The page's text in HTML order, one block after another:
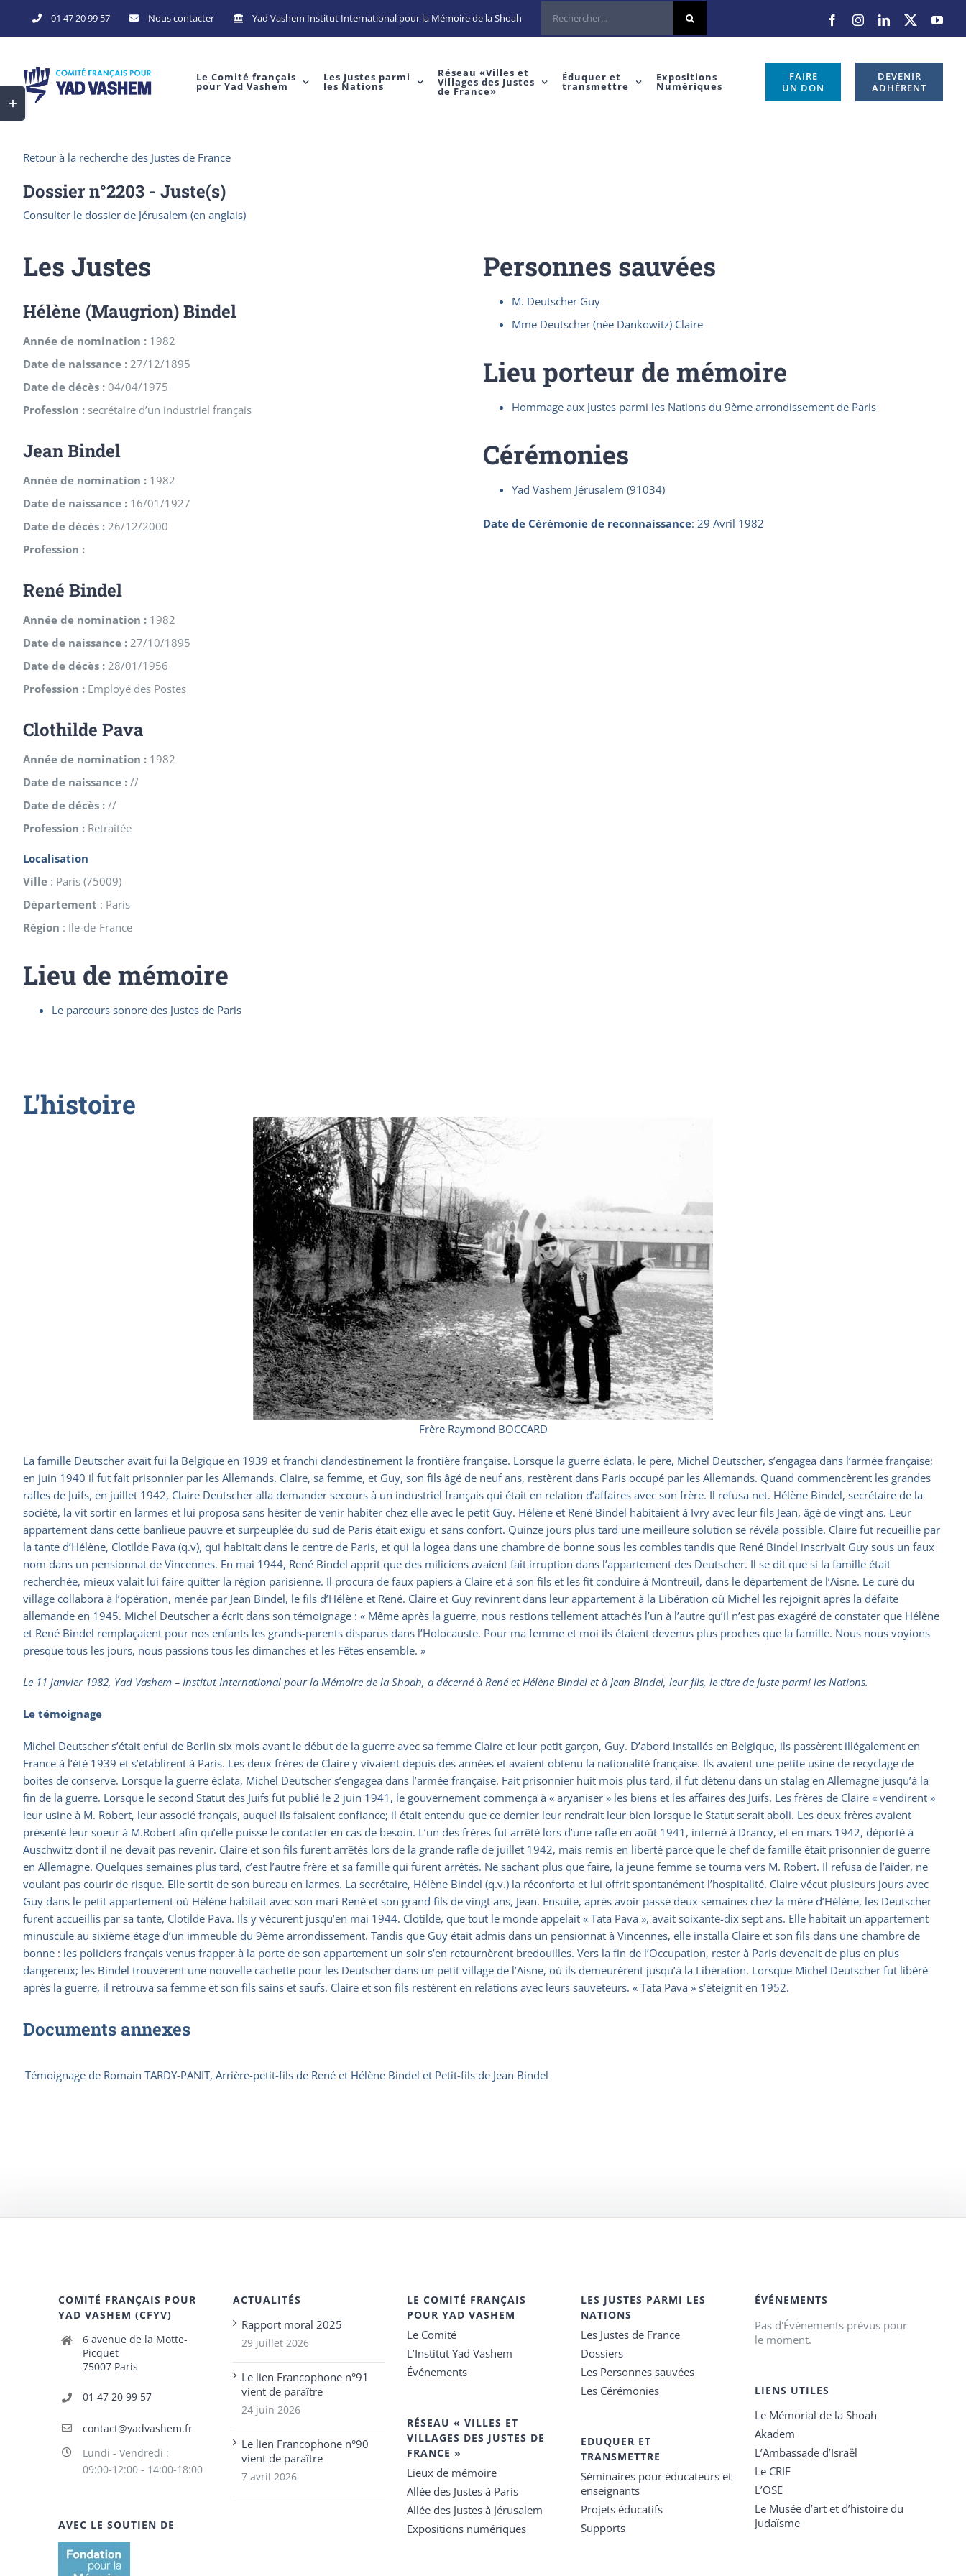
to
01 47 20 99 57 Nous contacter Yad Vashem Institut International pour la Mémoire de la Shoah Rechercher
FacebookInstagramLinkedIn
X
Le Comité français
pour Yad Vashem
Les Justes parmi
les Nations
Réseau «Villes et
Villages des Justes
de France»
Éduquer et
transmettre
Expositions
Numériques
FAIRE
UN DON
DEVENIR
ADHÉRENT
Retour à la recherche des Justes de France
Dossier n°2203 - Juste(s)
Consulter le dossier de Jérusalem (en anglais)
Les Justes
Hélène (Maugrion) Bindel
Année de nomination : 1982
Date de naissance : 27/12/1895
Date de décès : 04/04/1975
Profession : secrétaire d’un industriel français
Jean Bindel
Année de nomination : 1982
Date de naissance : 16/01/1927
Date de décès : 26/12/2000
Profession :
René Bindel
Année de nomination : 1982
Date de naissance : 27/10/1895
Date de décès : 28/01/1956
Profession : Employé des Postes
Clothilde Pava
Année de nomination : 1982
Date de naissance : //
Date de décès : //
Profession : Retraitée
Localisation
Ville : Paris (75009)
Département : Paris
Région : Ile-de-France
Lieu de mémoire
Le parcours sonore des Justes de Paris
Personnes sauvées
M. Deutscher Guy
Mme Deutscher (née Dankowitz) Claire
Lieu porteur de mémoire
Hommage aux Justes parmi les Nations du 9ème arrondissement de Paris
Cérémonies
Yad Vashem Jérusalem (91034)
Date de Cérémonie de reconnaissance: 29 Avril 1982
L'histoire
Frère Raymond BOCCARD
La famille Deutscher avait fui la Belgique en 1939 et franchi clandestinement la frontière française. Lorsque la guerre éclata, le père, Michel Deutscher, s’engagea dans l’armée française;
en juin 1940 il fut fait prisonnier par les Allemands. Claire, sa femme, et Guy, son fils âgé de neuf ans, restèrent dans Paris occupé par les Allemands. Quand commencèrent les grandes
rafles de Juifs, en juillet 1942, Claire Deutscher alla demander secours à un industriel français qui était en relation d’affaires avec son frère. Il refusa net. Hélène Bindel, secrétaire de la
société, la vit sortir en larmes et lui proposa sans hésiter de venir habiter chez elle avec le petit Guy. Hélène et René Bindel habitaient à Ivry avec leur fils Jean, âgé de vingt ans. Leur
appartement dans cette banlieue pauvre et surpeuplée du sud de Paris était exigu et sans confort. Quinze jours plus tard une meilleure solution se révéla possible. Claire fut recueillie par
la tante d’Hélène, Clotilde Pava (q.v), qui habitait dans le centre de Paris, et qui la logea dans une chambre de bonne sous les combles tandis que René Bindel inscrivait Guy sous un faux
nom dans un pensionnat de Vincennes. En mai 1944, René Bindel apprit que des miliciens avaient fait irruption dans l’appartement des Deutscher. Il se dit que si la famille était
recherchée, mieux valait lui faire quitter la région parisienne. Il procura de faux papiers à Claire et à son fils et les fit conduire à Montreuil, dans le département de l’Aisne. Le curé du
village collabora à l’opération, menée par Jean Bindel, le fils d’Hélène et René. Claire et Guy revinrent dans leur appartement à la Libération où Michel les rejoignit après la défaite
allemande en 1945. Michel Deutscher a écrit dans son témoignage : « Même après la guerre, nous restions tellement attachés l’un à l’autre qu’il n’est pas exagéré de constater que Hélène
et René Bindel remplaçaient pour nos enfants les grands-parents disparus dans l’Holocauste. Pour ma femme et moi ils étaient devenus plus proches que la famille. Nous nous voyions
presque tous les jours, nous passions tous les dimanches et les Fêtes ensemble. »
Le 11 janvier 1982, Yad Vashem – Institut International pour la Mémoire de la Shoah, a décerné à René et Hélène Bindel et à Jean Bindel, leur fils, le titre de Juste parmi les Nations.
Le témoignage
Michel Deutscher s’était enfui de Berlin six mois avant le début de la guerre avec sa femme Claire et leur petit garçon, Guy. D’abord installés en Belgique, ils passèrent illégalement en
France à l’été 1939 et s’établirent à Paris. Les deux frères de Claire y vivaient depuis des années et avaient obtenu la nationalité française. Ils avaient une petite usine de recyclage de
boites de conserve. Lorsque la guerre éclata, Michel Deutscher s’engagea dans l’armée française. Fait prisonnier huit mois plus tard, il fut détenu dans un stalag en Allemagne jusqu’à la
fin de la guerre. Lorsque le second Statut des Juifs fut publié le 2 juin 1941, le gouvernement commença à « aryaniser » les biens et les affaires des Juifs. Les frères de Claire « vendirent »
leur usine à M. Robert, leur associé français, auquel ils faisaient confiance; il était entendu que ce dernier leur rendrait leur bien lorsque le Statut serait aboli. Les deux frères avaient
présenté leur soeur à M.Robert afin qu’elle puisse le contacter en cas de besoin. L’un des frères fut arrêté lors d’une rafle en août 1941, interné à Drancy, et en mars 1942, déporté à
Auschwitz dont il ne devait pas revenir. Claire et son fils furent arrêtés lors de la grande rafle de juillet 1942, mais remis en liberté parce que le chef de famille était prisonnier de guerre
en Allemagne. Quelques semaines plus tard, c’est l’autre frère et sa famille qui furent arrêtés. Ne sachant plus que faire, la jeune femme se tourna vers M. Robert. Il refusa de l’aider, ne
voulant pas courir de risque. Elle sortit de son bureau en larmes. La secrétaire, Hélène Bindel (q.v.) la réconforta et lui offrit spontanément l’hospitalité. Claire vécut plusieurs jours avec
Guy dans le petit appartement où Hélène habitait avec son mari René et son grand fils de vingt ans, Jean. Ensuite, après avoir passé deux semaines chez la mère d’Hélène, les Deutscher
furent accueillis par sa tante, Clotilde Pava. Ils y vécurent jusqu’en mai 1944. Clotilde, que tout le monde appelait « Tata Pava », avait soixante-dix sept ans. Elle habitait un appartement
minuscule au sixième étage d’un immeuble du 9ème arrondissement. Tandis que Guy était admis dans un pensionnat à Vincennes, elle installa Claire et son fils dans une chambre de
bonne : les policiers français venus frapper à la porte de son appartement un soir s’en retournèrent bredouilles. Vers la fin de l’Occupation, rester à Paris devenait de plus en plus
dangereux; les Bindel trouvèrent une nouvelle cachette pour les Deutscher dans un petit village de l’Aisne, où ils demeurèrent jusqu’à la Libération. Lorsque Michel Deutscher fut libéré
après la guerre, il retrouva sa femme et son fils sains et saufs. Claire et son fils restèrent en relations avec leurs sauveteurs. « Tata Pava » s’éteignit en 1952.
Documents annexes
Témoignage de Romain TARDY-PANIT, Arrière-petit-fils de René et Hélène Bindel et Petit-fils de Jean Bindel
COMITÉ FRANÇAIS POUR
YAD VASHEM (CFYV)
6 avenue de la Motte-
Picquet
75007 Paris
01 47 20 99 57
contact@yadvashem.fr
Lundi - Vendredi :
09:00-12:00 - 14:00-18:00
AVEC LE SOUTIEN DE
ACTUALITÉS
Rapport moral 2025
29 juillet 2026
Le lien Francophone n°91
vient de paraître
24 juin 2026
Le lien Francophone n°90
vient de paraître
7 avril 2026
LE COMITÉ FRANÇAIS
POUR YAD VASHEM
Le Comité
L’Institut Yad Vashem
Événements
RÉSEAU « VILLES ET
VILLAGES DES JUSTES DE
FRANCE »
Lieux de mémoire
Allée des Justes à Paris
Allée des Justes à Jérusalem
Expositions numériques
LES JUSTES PARMI LES
NATIONS
Les Justes de France
Dossiers
Les Personnes sauvées
Les Cérémonies
EDUQUER ET
TRANSMETTRE
Séminaires pour éducateurs et
enseignants
Projets éducatifs
Supports
ÉVÉNEMENTS
Pas d'Évènements prévus pour
le moment.
LIENS UTILES
Le Mémorial de la Shoah
Akadem
L’Ambassade d’Israël
Le CRIF
L’OSE
Le Musée d’art et d’histoire du
Judaïsme
Toggle
Sliding